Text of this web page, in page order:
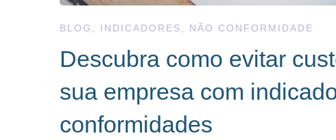
BLOG INDICADORES NÃO CONFORMIDADE
Descubra como evitar
sua empresa com
conformidades